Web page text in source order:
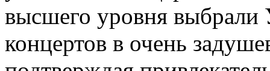
высшего уровня выбрали
концертов в очень